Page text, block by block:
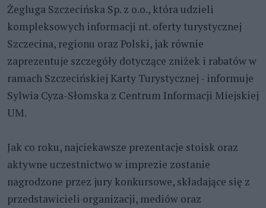
Żegluga Szczecińska Sp. z o.o., która udzieli
kompleksowych informacji nt. oferty turystycznej
Szczecina, regionu oraz Polski, jak równie
zaprezentuje szczegóły dotyczące zniżek i rabatów w
ramach Szczecińskiej Karty Turystycznej - informuje
Sylwia Cyza-Słomska z Centrum Informacji Miejskiej
UM.
Jak co roku, najciekawsze prezentacje stoisk oraz
aktywne uczestnictwo w imprezie zostanie
nagrodzone przez jury konkursowe, składające się z
przedstawicieli organizacji, mediów oraz